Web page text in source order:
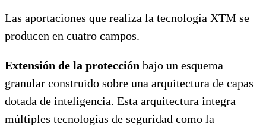
Las aportaciones que realiza la tecnología XTM se
producen en cuatro campos.
Extensión de la protección bajo un esquema
granular construido sobre una arquitectura de capas
dotada de inteligencia. Esta arquitectura integra
múltiples tecnologías de seguridad como la